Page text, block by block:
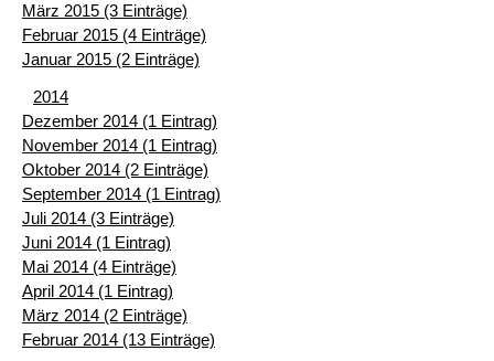
März 2015 (3 Einträge)
Februar 2015 (4 Einträge)
Januar 2015 (2 Einträge)
2014
Dezember 2014 (1 Eintrag)
November 2014 (1 Eintrag)
Oktober 2014 (2 Einträge)
September 2014 (1 Eintrag)
Juli 2014 (3 Einträge)
Juni 2014 (1 Eintrag)
Mai 2014 (4 Einträge)
April 2014 (1 Eintrag)
März 2014 (2 Einträge)
Februar 2014 (13 Einträge)